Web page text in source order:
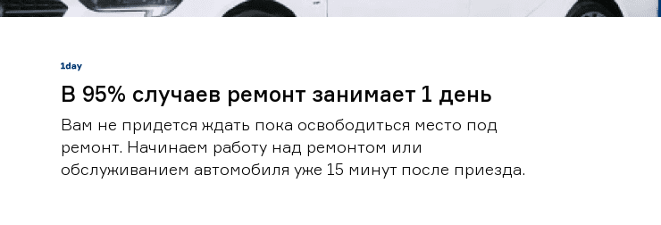
В 95% случаев ремонт занимает 1 день
Вам не придется ждать пока освободиться место под
ремонт. Начинаем работу над ремонтом или
обслуживанием автомобиля уже 15 минут после приезда.